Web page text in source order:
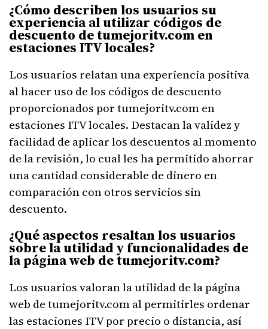
¿Cómo describen los usuarios su
experiencia al utilizar códigos de
descuento de tumejoritv.com en
estaciones ITV locales?
Los usuarios relatan una experiencia positiva
al hacer uso de los códigos de descuento
proporcionados por tumejoritv.com en
estaciones ITV locales. Destacan la validez y
facilidad de aplicar los descuentos al momento
de la revisión, lo cual les ha permitido ahorrar
una cantidad considerable de dinero en
comparación con otros servicios sin
descuento.
¿Qué aspectos resaltan los usuarios
sobre la utilidad y funcionalidades de
la página web de tumejoritv.com?
Los usuarios valoran la utilidad de la página
web de tumejoritv.com al permitirles ordenar
las estaciones ITV por precio o distancia, así